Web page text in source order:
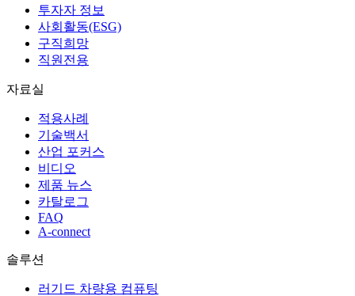
투자자 정보
사회활동(ESG)
구직희망
직원전용
자료실
적용사례
기술백서
산업 포커스
비디오
제품 뉴스
카탈로그
FAQ
A-connect
솔루션
러기드 차량용 컴퓨팅